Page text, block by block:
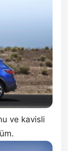
ve kavisli